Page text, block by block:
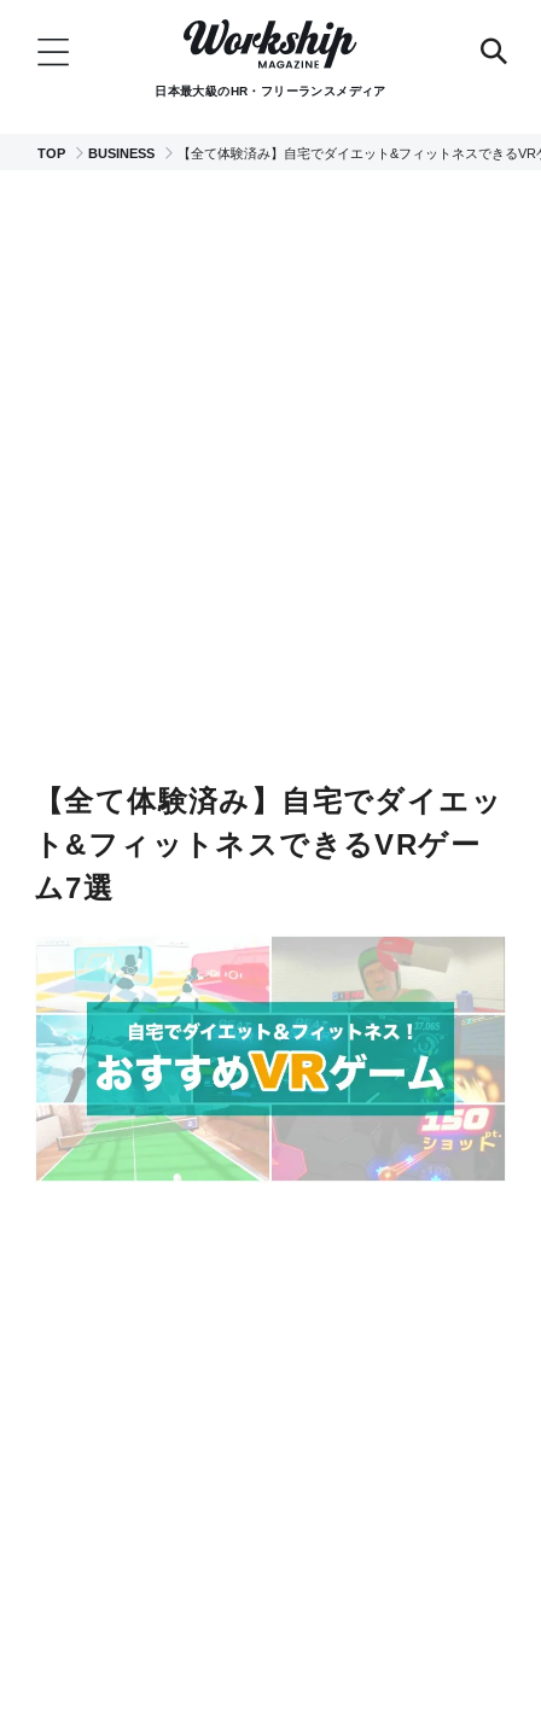
日本最大級のHR・フリーランスメディア
TOP BUSINESS 【全て体験済み】自宅でダイエット&フィットネスできるVR
【全て体験済み】自宅でダイエッ
ト&フィットネスできるVRゲー
ム7選